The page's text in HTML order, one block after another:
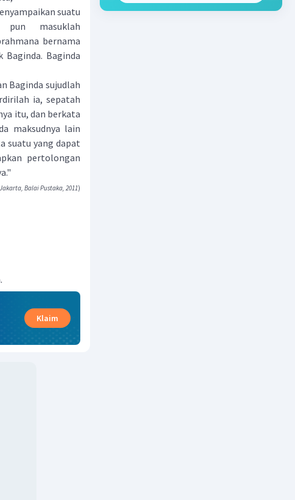
suatu
masuklah
bernama
Baginda. Baginda
Baginda sujudlah
ia, sepatah
itu, dan berkata
maksudnya lain
suatu yang dapat
pertolongan
Balai Pustaka, 2011)
Klaim